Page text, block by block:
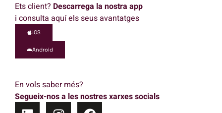
Ets client? Descarrega la nostra app
i consulta aquí els seus avantatges
iOS
Android
En vols saber més?
Segueix-nos a les nostres xarxes socials